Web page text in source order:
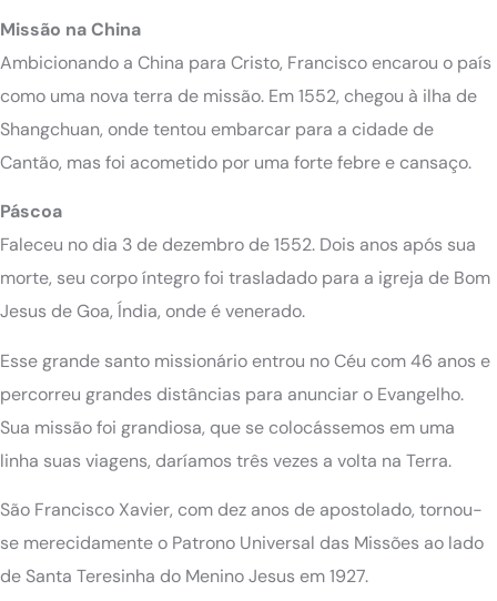
Missão na China
Ambicionando a China para Cristo, Francisco encarou o país
como uma nova terra de missão. Em 1552, chegou à ilha de
Shangchuan, onde tentou embarcar para a cidade de
Cantão, mas foi acometido por uma forte febre e cansaço.
Páscoa
Faleceu no dia 3 de dezembro de 1552. Dois anos após sua
morte, seu corpo íntegro foi trasladado para a igreja de Bom
Jesus de Goa, Índia, onde é venerado.
Esse grande santo missionário entrou no Céu com 46 anos e
percorreu grandes distâncias para anunciar o Evangelho.
Sua missão foi grandiosa, que se colocássemos em uma
linha suas viagens, daríamos três vezes a volta na Terra.
São Francisco Xavier, com dez anos de apostolado, tornou-
se merecidamente o Patrono Universal das Missões ao lado
de Santa Teresinha do Menino Jesus em 1927.